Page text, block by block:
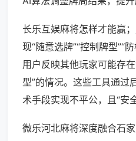
长乐互娱麻将怎样才能赢
现“随意选牌”“控制牌型”“
用户反映其他玩家可能存
型”的情况。这些工具通过
术手段实现不平公，且“安
微乐河北麻将深度融合石